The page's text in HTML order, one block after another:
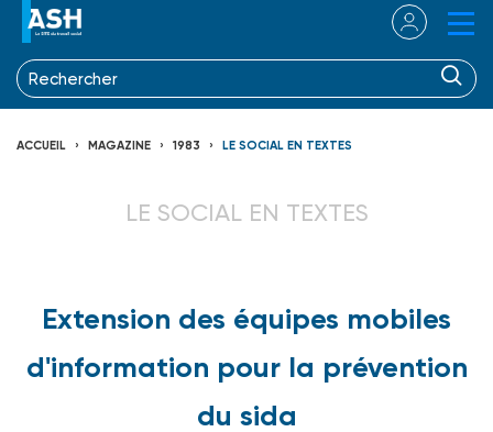
ACCUEIL MAGAZINE 1983 LE SOCIAL EN TEXTES
LE SOCIAL EN TEXTES
Extension des équipes mobiles
d'information pour la prévention
du sida